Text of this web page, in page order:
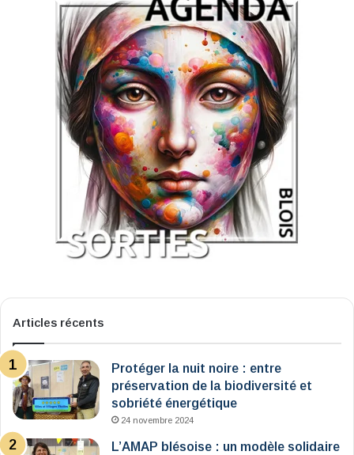
Articles récents
Protéger la nuit noire : entre
préservation de la biodiversité et
sobriété énergétique
24 novembre 2024
L’AMAP blésoise : un modèle solidaire